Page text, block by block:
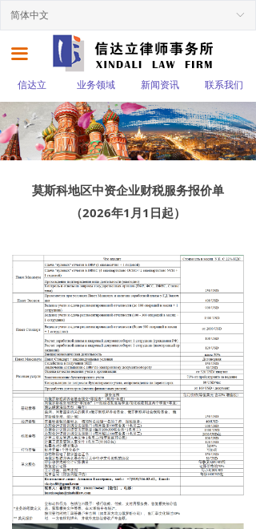
끀
信达立 业务领域 新闻资讯 联系我们
ꀅ
简体中文
莫斯科地区中资企业财税服务报价单
（2026年1月1日起）